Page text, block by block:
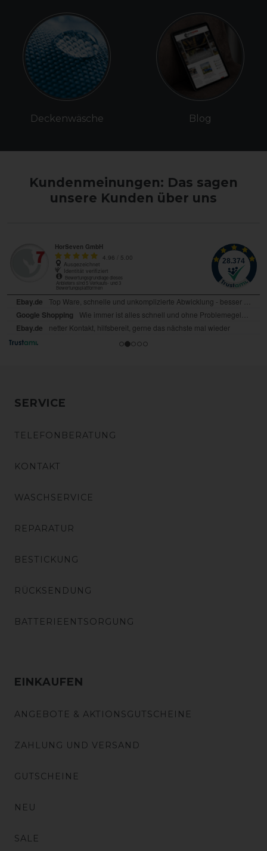
Deckenwäsche Blog
Kundenmeinungen: Das sagen
unsere Kunden über uns
SERVICE
TELEFONBERATUNG
KONTAKT
WASCHSERVICE
REPARATUR
BESTICKUNG
RÜCKSENDUNG
BATTERIEENTSORGUNG
EINKAUFEN
ANGEBOTE & AKTIONSGUTSCHEINE
ZAHLUNG UND VERSAND
GUTSCHEINE
NEU
SALE